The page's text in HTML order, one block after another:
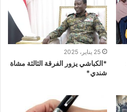
25 يناير، 2025
*الكباشي يزور الفرقة الثالثة مشاة
شندي*